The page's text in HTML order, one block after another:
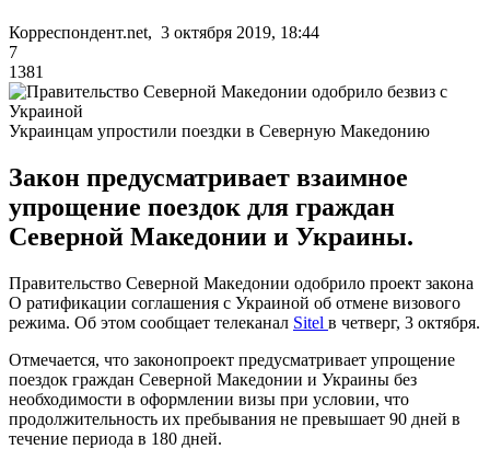
Корреспондент.net, 3 октября 2019, 18:44
7
1381
Украинцам упростили поездки в Северную Македонию
Закон предусматривает взаимное
упрощение поездок для граждан
Северной Македонии и Украины.
Правительство Северной Македонии одобрило проект закона
О ратификации соглашения с Украиной об отмене визового
режима. Об этом сообщает телеканал Sitel в четверг, 3 октября.
Отмечается, что законопроект предусматривает упрощение
поездок граждан Северной Македонии и Украины без
необходимости в оформлении визы при условии, что
продолжительность их пребывания не превышает 90 дней в
течение периода в 180 дней.